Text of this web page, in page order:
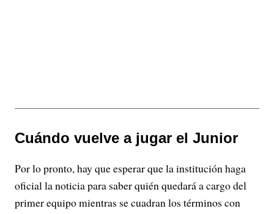
Cuándo vuelve a jugar el Junior
Por lo pronto, hay que esperar que la institución haga
oficial la noticia para saber quién quedará a cargo del
primer equipo mientras se cuadran los términos con